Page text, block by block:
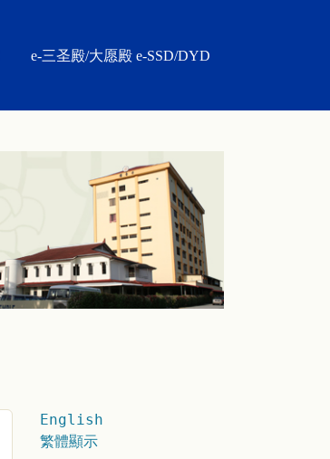
e-三圣殿/大愿殿 e-SSD/DYD
English
繁體顯示